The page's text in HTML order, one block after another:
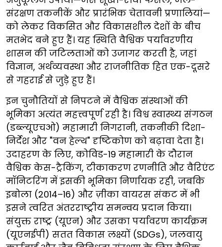
संरक्षण तकनीकें और प्रारंभिक चेतावनी प्रणालियां—
को लेकर विकसित और विकासशील देशों के बीच
मतभेद बने हुए हैं। यह स्थिति वैश्विक पर्यावरणीय
शासन की जटिलताओं को उजागर करती है, जहां
विज्ञान, अर्थव्यवस्था और राजनीतिक हित एक-दूसरे
से गहराई से जुड़े हुए हैं।
इन चुनौतियों से निपटने में वैश्विक संस्थाओं की
भूमिका अत्यंत महत्त्वपूर्ण रही है। विश्व स्वास्थ्य संगठन
(डब्ल्यूएचओ) महामारी निगरानी, तकनीकी दिशा-
निर्देश और "वन हेल्थ" दृष्टिकोण को बढ़ावा देता है।
उदाहरण के लिए, कोविड-19 महामारी के दौरान
वैश्विक केस-ट्रैकिंग, टीकाकरण रणनीति और वैरिएंट
मॉनिटरिंग में इसकी भूमिका निर्णायक रही, जबकि
इबोला (2014–16) और ज़ीका वायरस संकट में भी
इसने त्वरित अंतरराष्ट्रीय समन्वय प्रदान किया।
संयुक्त राष्ट्र (यूएन) और उसका पर्यावरण कार्यक्रम
(यूएनईपी) सतत विकास लक्ष्यों (SDGs), जलवायु